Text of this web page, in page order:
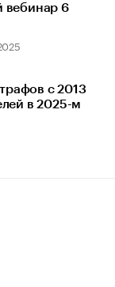
вебинар 6
с 2013
в 2025-м